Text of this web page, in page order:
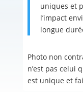
uniques et
l’impact
longue
Photo non
n’est pas celui
est unique et